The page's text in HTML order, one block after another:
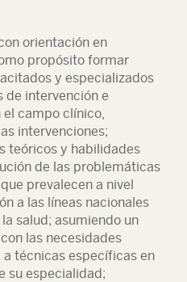
orientación en
propósito formar
y especializados
de intervención e
campo clínico,
intervenciones;
teóricos y habilidades
de las problemáticas
prevalecen a nivel
a las líneas nacionales
salud; asumiendo un
las necesidades
técnicas específicas en
su especialidad;